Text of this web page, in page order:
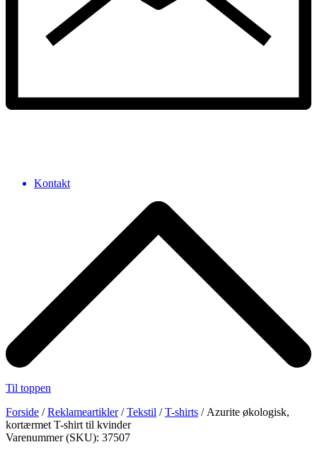
Kontakt
Til toppen
Forside /Reklameartikler/Tekstil /T-shirts / Azurite økologisk,
kortærmet T-shirt til kvinder
Varenummer (SKU): 37507